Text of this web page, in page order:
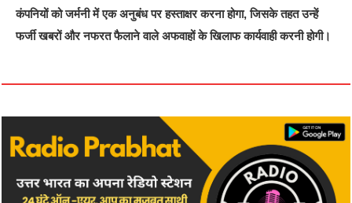
कंपनियों को जर्मनी में एक अनुबंध पर हस्ताक्षर करना होगा, जिसके तहत उन्हें
फर्जी खबरों और नफरत फैलाने वाले अफवाहों के खिलाफ कार्यवाही करनी होगी।